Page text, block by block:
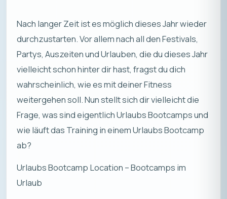
Nach langer Zeit ist es möglich dieses Jahr wieder
durchzustarten. Vor allem nach all den Festivals,
Partys, Auszeiten und Urlauben, die du dieses Jahr
vielleicht schon hinter dir hast, fragst du dich
wahrscheinlich, wie es mit deiner Fitness
weitergehen soll. Nun stellt sich dir vielleicht die
Frage, was sind eigentlich Urlaubs Bootcamps und
wie läuft das Training in einem Urlaubs Bootcamp
ab?
Urlaubs Bootcamp Location – Bootcamps im
Urlaub